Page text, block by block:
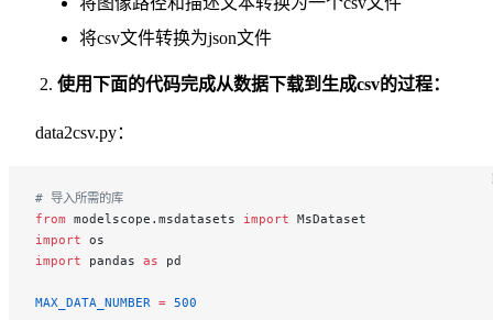
将csv文件转换为json文件
使用下面的代码完成从数据下载到生成csv的过程：
data2csv.py：
# 导入所需的库
from modelscope.msdatasets import MsDataset
import os
import pandas as pd
MAX_DATA_NUMBER = 500